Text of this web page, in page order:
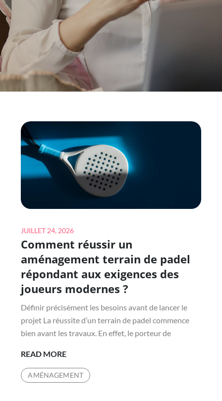
Posted
on
JUILLET 24, 2026
Comment réussir un
aménagement terrain de padel
répondant aux exigences des
joueurs modernes ?
Définir précisément les besoins avant de lancer le
projet La réussite d’un terrain de padel commence
bien avant les travaux. En effet, le porteur de
READ MORECOMMENT
RÉUSSIR
UN
AMÉNAGEMENT